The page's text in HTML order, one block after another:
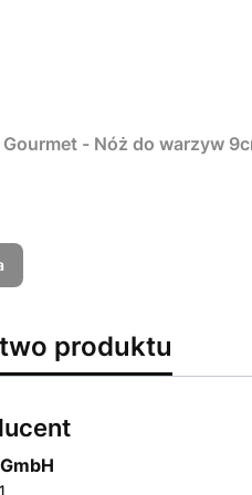
WMF Grand Gourmet - Nóż do warzyw
produktu